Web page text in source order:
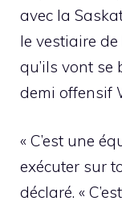
avec la
le vestiaire
qu’ils vont se
demi offensif
« C’est une
exécuter sur
déclaré. «